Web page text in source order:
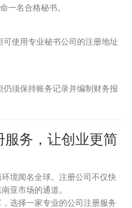
一名合格秘书。
使用专业秘书公司的注册地址
须保持账务记录并编制财务报
务，让创业更简
境闻名全球。注册公司不仅快
亚市场的通道。
选择一家专业的公司注册服务